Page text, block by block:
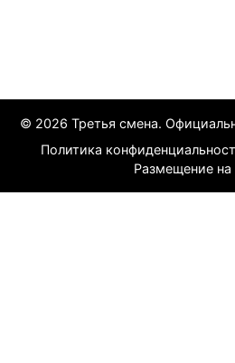
© 2026 Третья смена.
Политика
Размещение на